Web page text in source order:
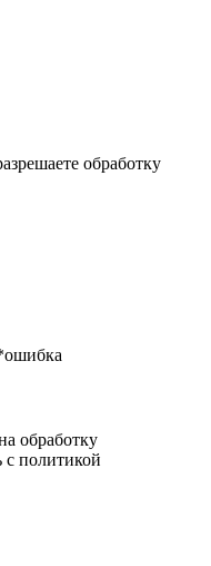
обработку
обработку
с политикой